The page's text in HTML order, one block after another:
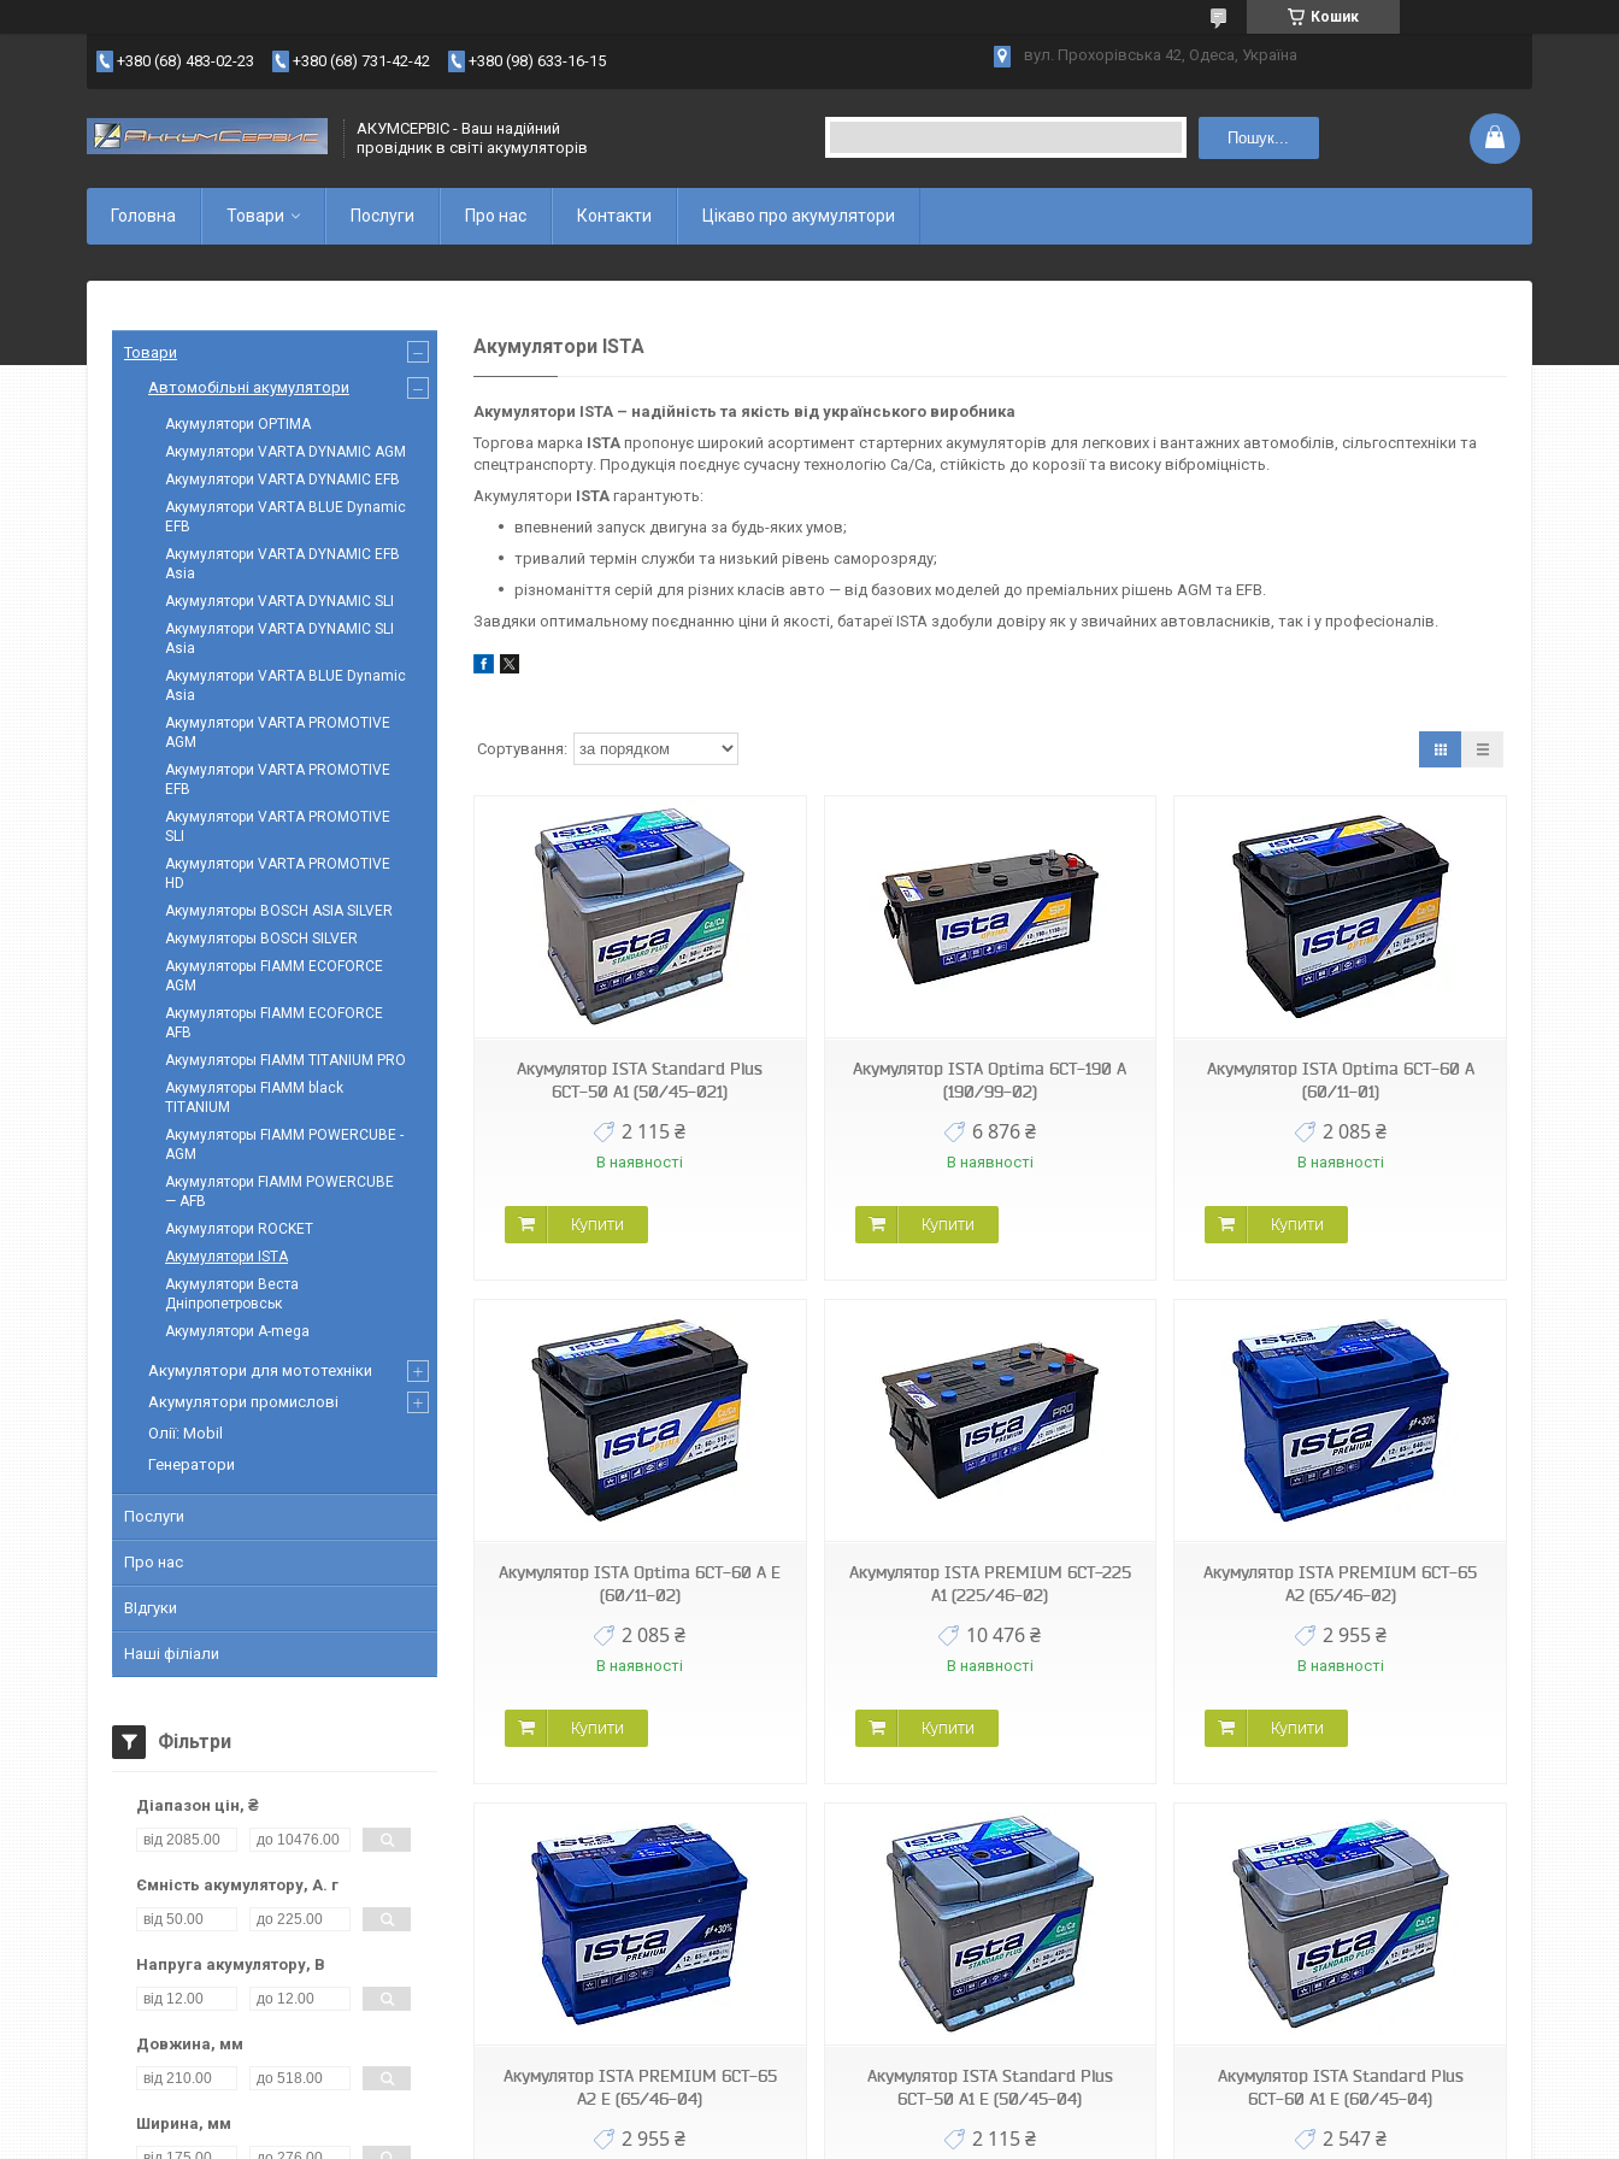
Кошик
+380 (68) 483-02-23 +380 (68) 731-42-42 +380 (98) 633-16-15 вул. Прохорівська 42, Одеса, Україна
АКУМСЕРВІС - Ваш надійний
провідник в світі акумуляторів
Пошук...
Головна Товари Послуги Про нас Контакти Цікаво про акумулятори
Акумулятори ISTA
Акумулятори ISTA – надійність та якість від українського виробника
Торгова марка ISTA пропонує широкий асортимент стартерних акумуляторів для легкових і вантажних автомобілів, сільгосптехніки та
спецтранспорту. Продукція поєднує сучасну технологію Ca/Ca, стійкість до корозії та високу віброміцність.
Акумулятори ISTA гарантують:
впевнений запуск двигуна за будь-яких умов;
тривалий термін служби та низький рівень саморозряду;
різноманіття серій для різних класів авто — від базових моделей до преміальних рішень AGM та EFB.
Завдяки оптимальному поєднанню ціни й якості, батареї ISTA здобули довіру як у звичайних автовласників, так і у професіоналів.
Акумулятор ISТА Standard Plus
6СТ-50 А1 (50/45-021)
2 115 ₴
В наявності
Купити
Акумулятор ISТА Optima 6СТ-190 А
(190/99-02)
6 876 ₴
В наявності
Купити
Акумулятор ISТА Optima 6СТ-60 А
(60/11-01)
2 085 ₴
В наявності
Купити
Акумулятор ISТА Optima 6СТ-60 А E
(60/11-02)
2 085 ₴
В наявності
Купити
Акумулятор ISТА PREMIUM 6СТ-225
А1 (225/46-02)
10 476 ₴
В наявності
Купити
Акумулятор ISТА PREMIUM 6СТ-65
А2 (65/46-02)
2 955 ₴
В наявності
Купити
Акумулятор ISТА PREMIUM 6СТ-65
А2 E (65/46-04)
2 955 ₴
Акумулятор ISТА Standard Plus
6СТ-50 А1 E (50/45-04)
2 115 ₴
Акумулятор ISТА Standard Plus
6СТ-60 А1 E (60/45-04)
2 547 ₴
Товари
Автомобільні акумулятори
Акумулятори OPTIMA
Акумулятори VARTA DYNAMIC AGM
Акумулятори VARTA DYNAMIC EFB
Акумулятори VARTA BLUE Dynamic
EFB
Акумулятори VARTA DYNAMIC EFB
Asia
Акумулятори VARTA DYNAMIC SLI
Акумулятори VARTA DYNAMIC SLI
Asia
Акумулятори VARTA BLUE Dynamic
Asia
Акумулятори VARTA PROMOTIVE
AGM
Акумулятори VARTA PROMOTIVE
EFB
Акумулятори VARTA PROMOTIVE
SLI
Акумулятори VARTA PROMOTIVE
HD
Акумуляторы BOSCH ASIA SILVER
Акумуляторы BOSCH SILVER
Акумуляторы FIAMM ECOFORCE
AGM
Акумуляторы FIAMM ECOFORCE
AFB
Акумуляторы FIAMM TITANIUM PRO
Акумуляторы FIAMM black
TITANIUM
Акумуляторы FIAMM POWERCUBE -
AGM
Акумулятори FIAMM POWERCUBE
— AFB
Акумулятори ROCKET
Акумулятори ISTA
Акумулятори Веста
Дніпропетровськ
Акумулятори А-mega
Акумулятори для мототехніки
Акумулятори промислові
Олії: Mobil
Генератори
Послуги
Про нас
ВІдгуки
Наші філіали
Фільтри
Діапазон цін, ₴
Ємність акумулятору, А. г
Напруга акумулятору, В
Довжина, мм
Ширина, мм